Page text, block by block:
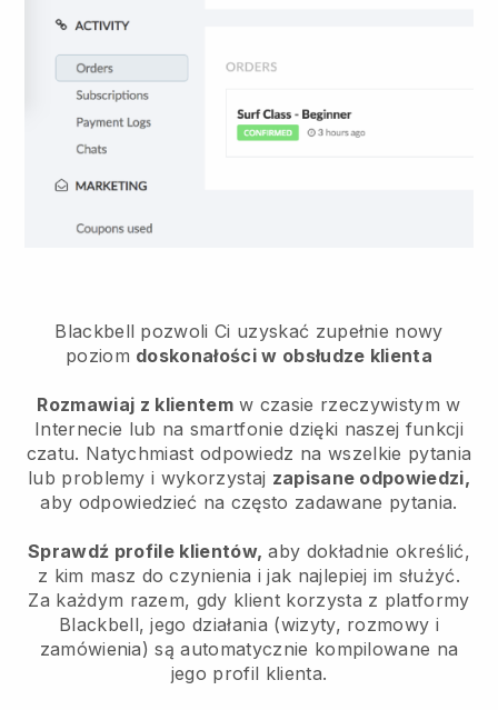
Blackbell pozwoli Ci uzyskać zupełnie nowy
poziom doskonałości w obsłudze klienta
Rozmawiaj z klientemw czasie rzeczywistym w
Internecie lub na smartfonie dzięki naszej funkcji
czatu. Natychmiast odpowiedz na wszelkie pytania
lub problemy i wykorzystaj zapisane odpowiedzi,
aby odpowiedzieć na często zadawane pytania.
Sprawdź profile klientów, aby dokładnie określić,
z kim masz do czynienia i jak najlepiej im służyć.
Za każdym razem, gdy klient korzysta z platformy
Blackbell, jego działania (wizyty, rozmowy i
zamówienia) są automatycznie kompilowane na
jego profil klienta.